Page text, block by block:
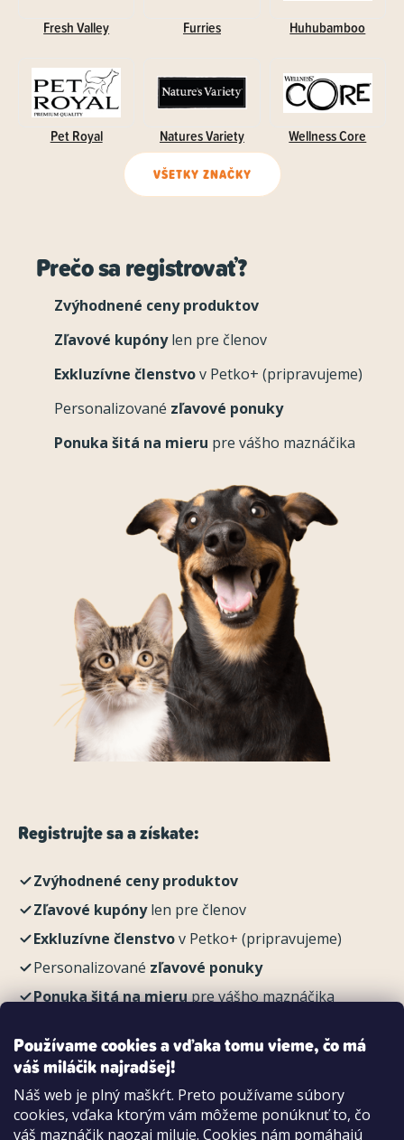
Používame cookies a vďaka tomu vieme, čo má
váš miláčik najradšej!
Náš web je plný maškŕt. Preto používame súbory
cookies, vďaka ktorým vám môžeme ponúknuť to, čo
váš maznáčik naozaj miluje. Cookies nám pomáhajú
Fresh Valley Furries Huhubamboo
Pet Royal Natures Variety Wellness Core
VŠETKY ZNAČKY
Prečo sa registrovať?
Zvýhodnené ceny produktov
Zľavové kupónylen pre členov
Exkluzívne členstvov Petko+ (pripravujeme)
Personalizované zľavové ponuky
Ponuka šitá na mieru pre vášho maznáčika
Registrujte sa a získate:
Zvýhodnené ceny produktov
Zľavové kupónylen pre členov
Exkluzívne členstvov Petko+ (pripravujeme)
Personalizované zľavové ponuky
Ponuka šitá na mierupre vášho maznáčika
Možnosti platby: